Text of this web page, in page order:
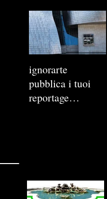
ignorarte
pubblica i tuoi
reportage